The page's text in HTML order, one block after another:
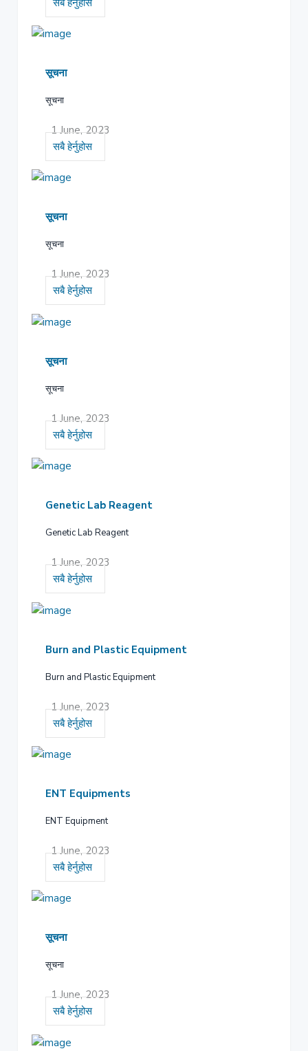
सूचना
सूचना
1 June, 2023
सबै हेर्नुहोस
सूचना
सूचना
1 June, 2023
सबै हेर्नुहोस
सूचना
सूचना
1 June, 2023
सबै हेर्नुहोस
Genetic Lab Reagent
Genetic Lab Reagent
1 June, 2023
सबै हेर्नुहोस
Burn and Plastic Equipment
Burn and Plastic Equipment
1 June, 2023
सबै हेर्नुहोस
ENT Equipments
ENT Equipment
1 June, 2023
सबै हेर्नुहोस
सूचना
सूचना
1 June, 2023
सबै हेर्नुहोस